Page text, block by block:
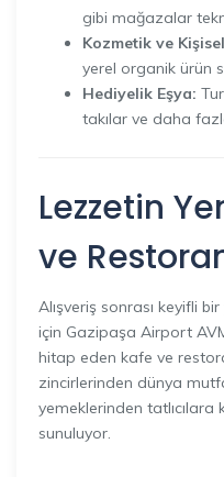
gibi mağazalar
Kozmetik ve
yerel organik ürün
Hediyelik Eşya:
takılar ve daha
Lezzetin
ve
Alışveriş sonrası keyifli
için Gazipaşa Airport
hitap eden kafe ve
zincirlerinden dünya
yemeklerinden
sunuluyor.